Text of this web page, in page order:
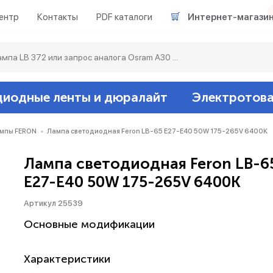
Контакты PDF каталоги Интернет-магазин
Светодиодные
Люминесцентные
Акцентное
Светильники
ленты и дюралайт
Ленты
Дюралайт
Датчики
Звонки и
Гирлянды белт-
Прочее
FERON Лампа светодиодная Feron LB-65 E27-E40 50W 175-265V 6400K
Лампа светодиодная Feron LB-
E27-E40 50W 175-265V 6400K
Артикул 25539
Основные модификации
Характеристики